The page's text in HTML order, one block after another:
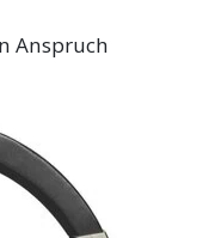
Anspruch